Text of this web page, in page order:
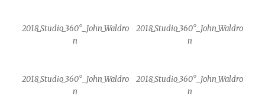
2018_Studio_360°_John_Waldro
n
2018_Studio_360°_John_Waldro
n
2018_Studio_360°_John_Waldro
n
2018_Studio_360°_John_Waldro
n